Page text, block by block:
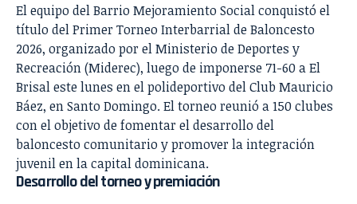
El equipo del Barrio Mejoramiento Social conquistó el
título del Primer Torneo Interbarrial de Baloncesto
2026, organizado por el Ministerio de Deportes y
Recreación (Miderec), luego de imponerse 71-60 a El
Brisal este lunes en el polideportivo del Club Mauricio
Báez, en Santo Domingo. El torneo reunió a 150 clubes
con el objetivo de fomentar el desarrollo del
baloncesto comunitario y promover la integración
juvenil en la capital dominicana.
Desarrollo del torneo y premiación